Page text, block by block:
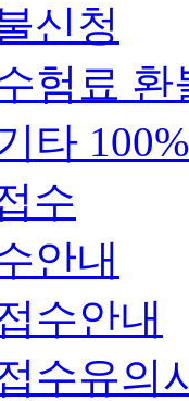
신청
험료 환
타
수
안내
수안내
수유의